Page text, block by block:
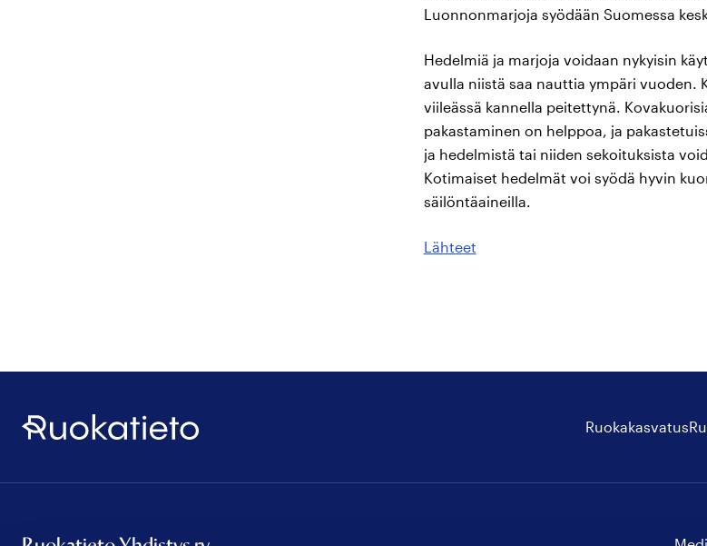
Luonnonmarjoja syödään Suomessa
Hedelmiä ja marjoja voidaan nykyisin
avulla niistä saa nauttia ympäri vuoden.
viileässä kannella peitettynä.
pakastaminen on helppoa, ja
ja hedelmistä tai niiden sekoituksista
Kotimaiset hedelmät voi syödä hyvin
säilöntäaineilla.
Lähteet
Ruokatieto
Ruokakasvatus